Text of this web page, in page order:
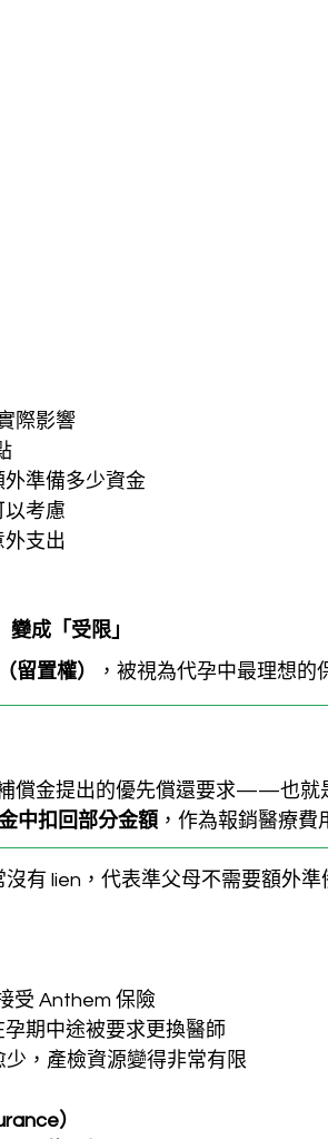
際影響
準備多少資金
以考慮
外支出
變成「受限」
留置權） ，被視為代孕中最理想的
償金提出的優先償還要求——也就
中扣回部分金額 ，作為報銷醫療費
有 lien，代表準父母不需要額外準
受 Anthem 保險
期中途被要求更換醫師
，產檢資源變得非常有限
）